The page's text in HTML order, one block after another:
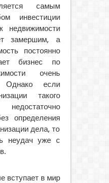
самым
инвестиции
недвижимости
замершим, а
постоянно
бизнес по
очень
Однако если
такого
определения
дела, то
неудач уже с
вступает в мир